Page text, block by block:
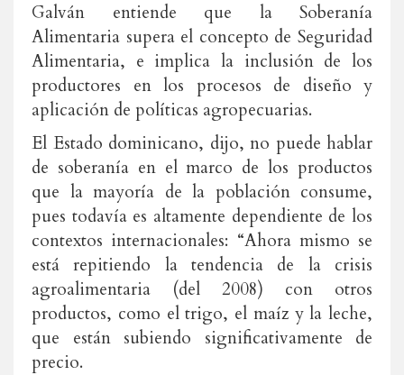
Galván entiende que la Soberanía
Alimentaria supera el concepto de Seguridad
Alimentaria, e implica la inclusión de los
productores en los procesos de diseño y
aplicación de políticas agropecuarias.
El Estado dominicano, dijo, no puede hablar
de soberanía en el marco de los productos
que la mayoría de la población consume,
pues todavía es altamente dependiente de los
contextos internacionales: “Ahora mismo se
está repitiendo la tendencia de la crisis
agroalimentaria (del 2008) con otros
productos, como el trigo, el maíz y la leche,
que están subiendo significativamente de
precio.